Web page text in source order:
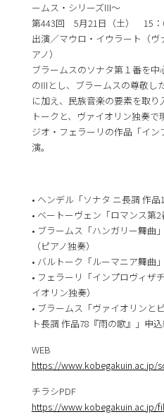
ームス・シリーズⅢ～
第443回 5月21日（土） 15：
出演／マウロ・イウラート（
アノ）
ブラームスのソナタ第１番を
のⅢとし、ブラームスの尊敬し
に加え、民族音楽の要素を取
トークと、ヴァイオリン独奏
ジオ・フェラーリの作品「イ
演。
• ヘンデル「ソナタ ニ長調 作品
• ベートーヴェン「ロマンス第2
• ブラームス「ハンガリー舞曲
（ピアノ独奏）
• バルトーク「ルーマニア舞曲
• フェラーリ「インプロヴィザ
イオリン独奏）
• ブラームス「ヴァイオリンと
ト長調 作品78『雨の歌』」申
WEB
https://www.kobegakuin.ac.jp/
チラシPDF
https://www.kobegakuin.ac.jp/